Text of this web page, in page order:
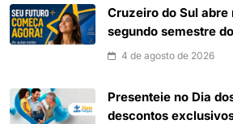
Cruzeiro do Sul
segundo semestre
4 de agosto de 2026
Presenteie no Dia
descontos